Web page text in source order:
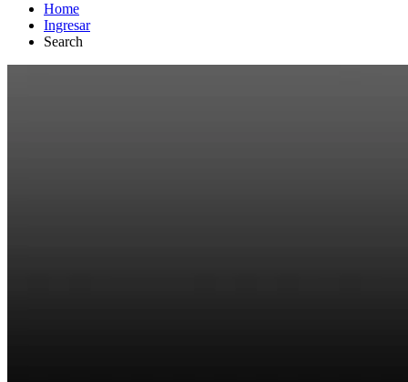
Home
Ingresar
Search